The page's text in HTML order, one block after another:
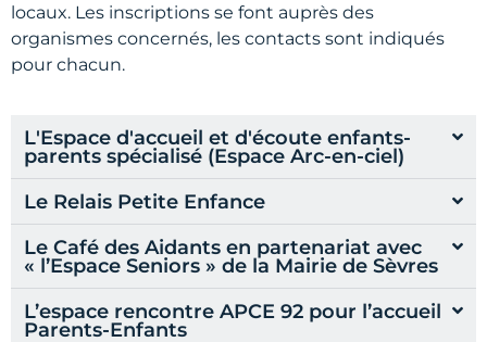
locaux. Les inscriptions se font auprès des
organismes concernés, les contacts sont indiqués
pour chacun.
L'Espace d'accueil et d'écoute enfants-
parents spécialisé (Espace Arc-en-ciel)
Le Relais Petite Enfance
Le Café des Aidants en partenariat avec
« l’Espace Seniors » de la Mairie de Sèvres
L’espace rencontre APCE 92 pour l’accueil
Parents-Enfants